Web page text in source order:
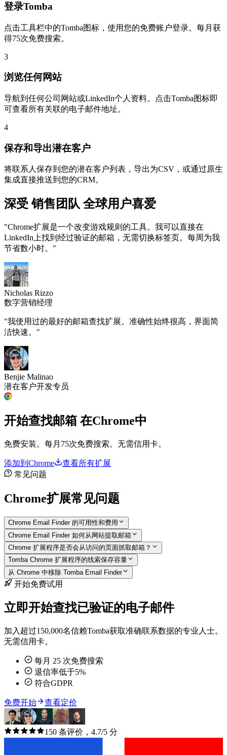
登录Tomba
点击工具栏中的Tomba图标，使用您的免费账户登录。每月获
得75次免费搜索。
3
浏览任何网站
导航到任何公司网站或LinkedIn个人资料。点击Tomba图标即
可查看所有关联的电子邮件地址。
4
保存和导出潜在客户
将联系人保存到您的潜在客户列表，导出为CSV，或通过原生
集成直接推送到您的CRM。
深受销售团队 全球用户喜爱
"Chrome扩展是一个改变游戏规则的工具。我可以直接在
LinkedIn上找到经过验证的邮箱，无需切换标签页。每周为我
节省数小时。"
Nicholas Rizzo
数字营销经理
"我使用过的最好的邮箱查找扩展。准确性始终很高，界面简
洁快速。"
Benjie Malinao
潜在客户开发专员
开始查找邮箱 在Chrome中
免费安装。每月75次免费搜索。无需信用卡。
添加到Chrome
查看所有扩展
常见问题
Chrome扩展常见问题
Chrome Email Finder 的可用性和费用
Chrome Email Finder 如何从网站提取邮箱
Chrome 扩展程序是否会从访问的页面抓取邮箱？
Tomba Chrome 扩展程序的线索保存容量
从 Chrome 中移除 Tomba Email Finder
开始免费试用
立即开始查找已验证的电子邮件
加入超过150,000名信赖Tomba获取准确联系数据的专业人士。
无需信用卡。
每月 25 次免费搜索
退信率低于5%
符合GDPR
免费开始 查看定价
150 条评价，4.7/5 分